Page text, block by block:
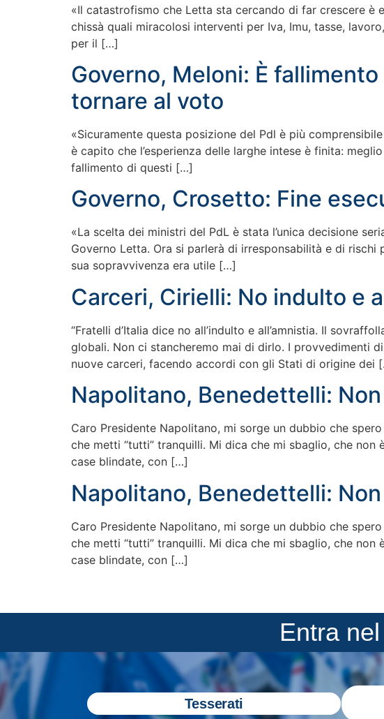
«Il catastrofismo che Letta sta cercando di far crescere è
chissà quali miracolosi interventi per Iva, Imu, tasse,
per il […]
Governo, Meloni: È
tornare al voto
«Sicuramente questa posizione del Pdl è più
è capito che l’esperienza delle larghe intese è finita:
fallimento di questi […]
Governo, Crosetto: Fine
«La scelta dei ministri del PdL è stata l’unica decisione
Governo Letta. Ora si parlerà di irresponsabilità e di
sua sopravvivenza era utile […]
Carceri, Cirielli: No indulto e
“Fratelli d’Italia dice no all’indulto e all’amnistia. Il
globali. Non ci stancheremo mai di dirlo. I provvedimenti
nuove carceri, facendo accordi con gli Stati di origine dei
Napolitano, Benedettelli:
Caro Presidente Napolitano, mi sorge un dubbio che
che metti “tutti” tranquilli. Mi dica che mi sbaglio, che
case blindate, con […]
Napolitano, Benedettelli:
Caro Presidente Napolitano, mi sorge un dubbio che
che metti “tutti” tranquilli. Mi dica che mi sbaglio, che
case blindate, con […]
Entra
Tesserati